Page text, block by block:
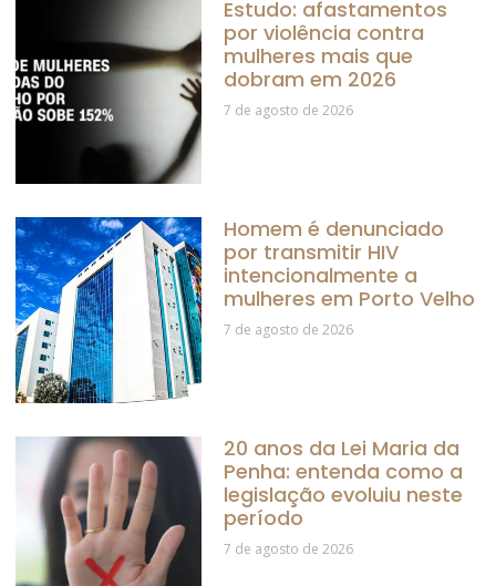
Estudo: afastamentos
por violência contra
mulheres mais que
dobram em 2026
7 de agosto de 2026
Homem é denunciado
por transmitir HIV
intencionalmente a
mulheres em Porto Velho
7 de agosto de 2026
20 anos da Lei Maria da
Penha: entenda como a
legislação evoluiu neste
período
7 de agosto de 2026